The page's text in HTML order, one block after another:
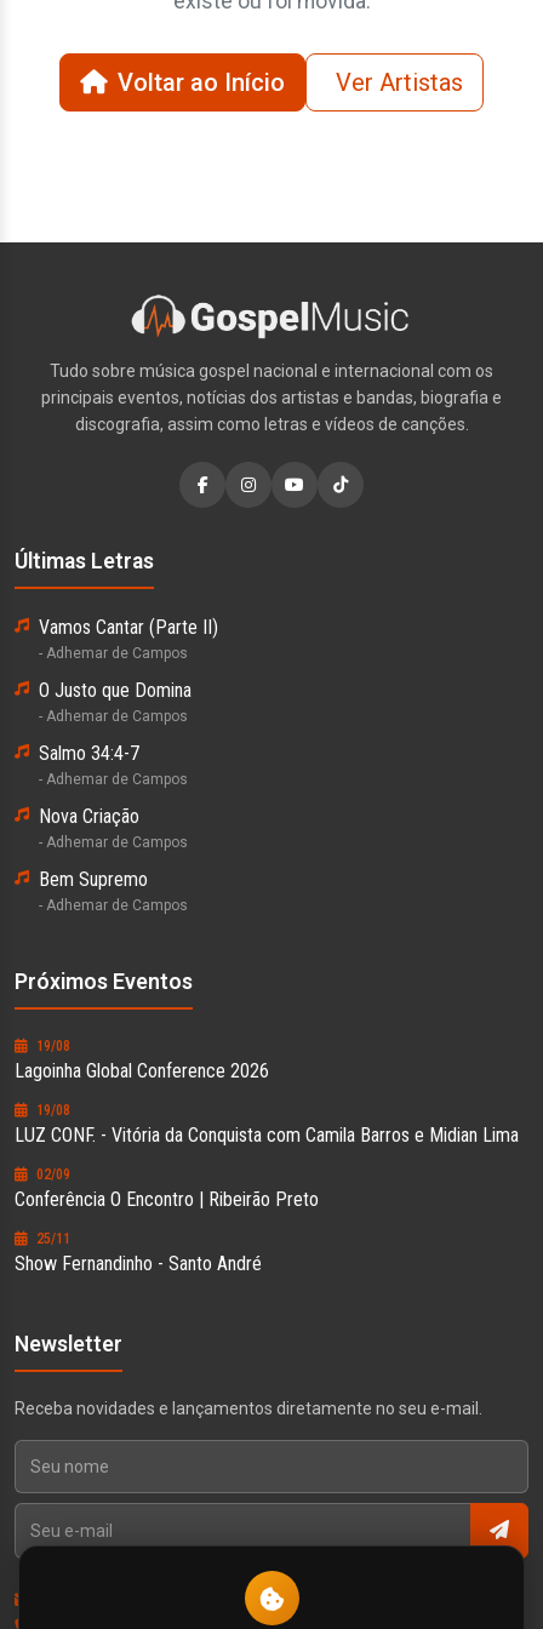
Voltar ao Início Ver Artistas
Tudo sobre música gospel nacional e internacional com os
principais eventos, notícias dos artistas e bandas, biografia e
discografia, assim como letras e vídeos de canções.
Últimas Letras
Vamos Cantar (Parte II)
- Adhemar de Campos
O Justo que Domina
- Adhemar de Campos
Salmo 34:4-7
- Adhemar de Campos
Nova Criação
- Adhemar de Campos
Bem Supremo
- Adhemar de Campos
Próximos Eventos
19/08
Lagoinha Global Conference 2026
19/08
LUZ CONF. - Vitória da Conquista com Camila Barros e Midian Lima
02/09
Conferência O Encontro | Ribeirão Preto
25/11
Show Fernandinho - Santo André
Newsletter
Receba novidades e lançamentos diretamente no seu e-mail.